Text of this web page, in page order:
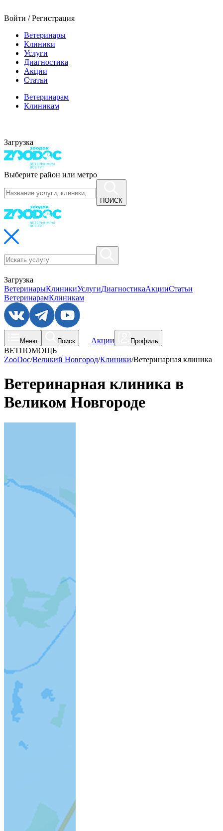
Войти / Регистрация
Ветеринары
Клиники
Услуги
Диагностика
Акции
Статьи
Ветеринарам
Клиникам
Загрузка
Выберите район или метро
ПОИСК
Загрузка
ВетеринарыКлиникиУслугиДиагностикаАкцииСтатьи
ВетеринарамКлиникам
Меню Поиск Акции Профиль
ВЕТПОМОЩЬ
ZooDoc/Великий Новгород/Клиники/Ветеринарная клиника
Ветеринарная клиника в
Великом Новгороде